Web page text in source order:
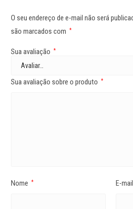
O seu endereço de e-mail não será
são marcados com
*
Sua avaliação *
Sua avaliação sobre o produto *
Nome * E-mail